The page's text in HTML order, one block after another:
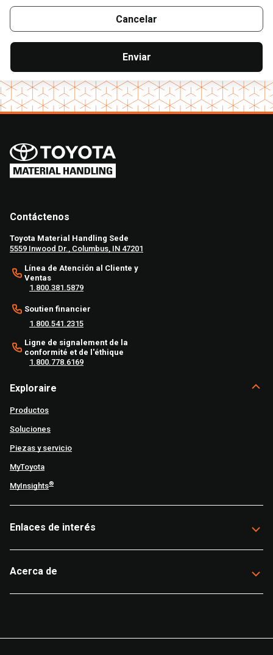
Cancelar
Enviar
Contáctenos
Toyota Material Handling Sede
5559 Inwood Dr., Columbus, IN 47201
Línea de Atención al Cliente y
Ventas
1.800.381.5879
Soutien financier
1.800.541.2315
Ligne de signalement de la
conformité et de l'éthique
1.800.778.6169
Exploraire
Productos
Soluciones
Piezas y servicio
MyToyota
MyInsights®
Enlaces de interés
Acerca de